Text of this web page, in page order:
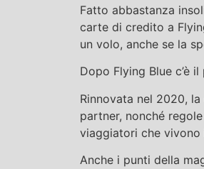
Fatto abbastanza
carte di credito a
un volo, anche se la
Dopo Flying Blue c’è
Rinnovata nel 2020,
partner, nonché
viaggiatori che
Anche i punti della